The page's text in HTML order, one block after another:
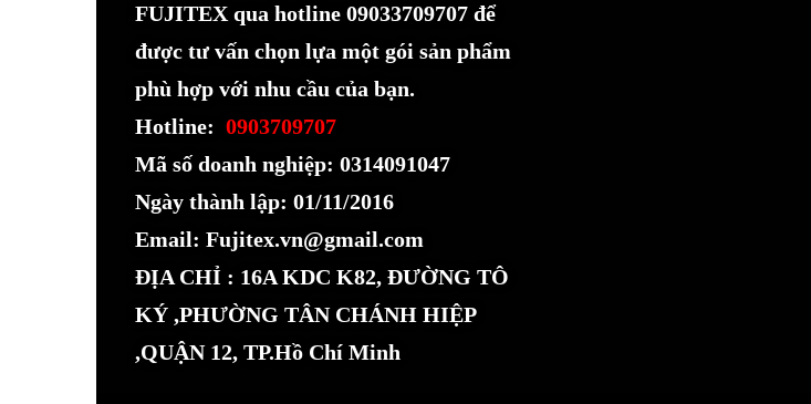
FUJITEX qua hotline 09033709707 để
được tư vấn chọn lựa một gói sản phẩm
phù hợp với nhu cầu của bạn.
Hotline: 0903709707
Mã số doanh nghiệp: 0314091047
Ngày thành lập: 01/11/2016
Email: Fujitex.vn@gmail.com
ĐỊA CHỈ : 16A KDC K82, ĐƯỜNG TÔ
KÝ ,PHƯỜNG TÂN CHÁNH HIỆP
,QUẬN 12, TP.Hồ Chí Minh